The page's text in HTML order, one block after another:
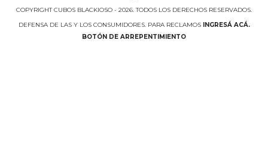
COPYRIGHT CUBOS BLACKIOSO - 2026. TODOS LOS DERECHOS RESERVADOS.
DEFENSA DE LAS Y LOS CONSUMIDORES. PARA RECLAMOS
INGRESÁ ACÁ.
BOTÓN DE ARREPENTIMIENTO